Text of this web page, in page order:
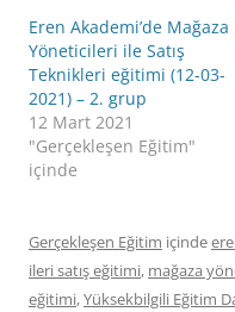
Eren Akademi’de Mağaza
Yöneticileri ile Satış
Teknikleri eğitimi (12-03-
2021) – 2. grup
12 Mart 2021
"Gerçekleşen Eğitim"
içinde
Gerçekleşen Eğitim içinde
ileri satış eğitimi, mağaza
eğitimi,Yüksekbilgili Eğitim